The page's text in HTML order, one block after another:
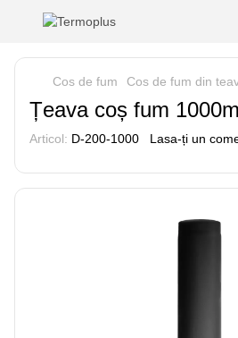
Cos de fum Cos de fum din
Țeava coș fum
Articol: D-200-1000 Lasa-ți un